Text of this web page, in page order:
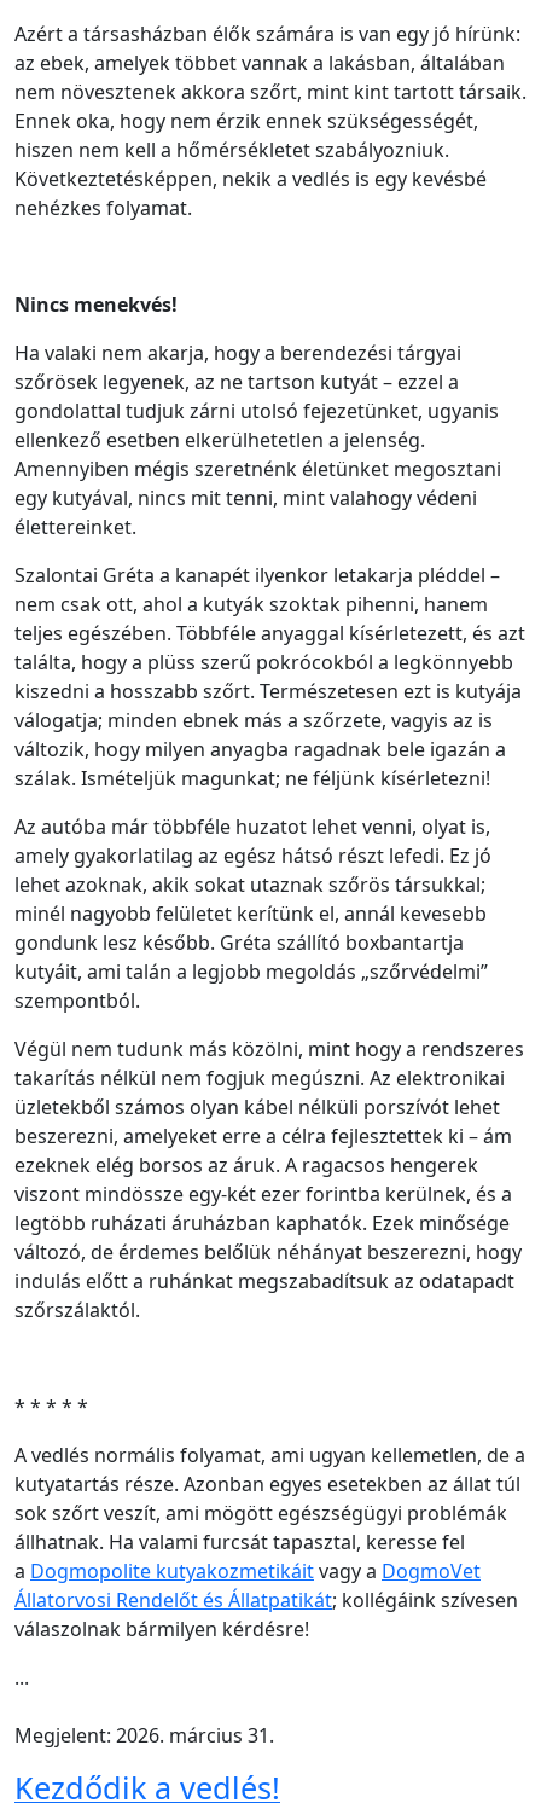
Azért a társasházban élők számára is van egy jó hírünk:
az ebek, amelyek többet vannak a lakásban, általában
nem növesztenek akkora szőrt, mint kint tartott társaik.
Ennek oka, hogy nem érzik ennek szükségességét,
hiszen nem kell a hőmérsékletet szabályozniuk.
Következtetésképpen, nekik a vedlés is egy kevésbé
nehézkes folyamat.
Nincs menekvés!
Ha valaki nem akarja, hogy a berendezési tárgyai
szőrösek legyenek, az ne tartson kutyát – ezzel a
gondolattal tudjuk zárni utolsó fejezetünket, ugyanis
ellenkező esetben elkerülhetetlen a jelenség.
Amennyiben mégis szeretnénk életünket megosztani
egy kutyával, nincs mit tenni, mint valahogy védeni
élettereinket.
Szalontai Gréta a kanapét ilyenkor letakarja pléddel –
nem csak ott, ahol a kutyák szoktak pihenni, hanem
teljes egészében. Többféle anyaggal kísérletezett, és azt
találta, hogy a plüss szerű pokrócokból a legkönnyebb
kiszedni a hosszabb szőrt. Természetesen ezt is kutyája
válogatja; minden ebnek más a szőrzete, vagyis az is
változik, hogy milyen anyagba ragadnak bele igazán a
szálak. Ismételjük magunkat; ne féljünk kísérletezni!
Az autóba már többféle huzatot lehet venni, olyat is,
amely gyakorlatilag az egész hátsó részt lefedi. Ez jó
lehet azoknak, akik sokat utaznak szőrös társukkal;
minél nagyobb felületet kerítünk el, annál kevesebb
gondunk lesz később. Gréta szállító boxbantartja
kutyáit, ami talán a legjobb megoldás „szőrvédelmi”
szempontból.
Végül nem tudunk más közölni, mint hogy a rendszeres
takarítás nélkül nem fogjuk megúszni. Az elektronikai
üzletekből számos olyan kábel nélküli porszívót lehet
beszerezni, amelyeket erre a célra fejlesztettek ki – ám
ezeknek elég borsos az áruk. A ragacsos hengerek
viszont mindössze egy-két ezer forintba kerülnek, és a
legtöbb ruházati áruházban kaphatók. Ezek minősége
változó, de érdemes belőlük néhányat beszerezni, hogy
indulás előtt a ruhánkat megszabadítsuk az odatapadt
szőrszálaktól.
* * * * *
A vedlés normális folyamat, ami ugyan kellemetlen, de a
kutyatartás része. Azonban egyes esetekben az állat túl
sok szőrt veszít, ami mögött egészségügyi problémák
állhatnak. Ha valami furcsát tapasztal, keresse fel
a Dogmopolite kutyakozmetikáitvagy a DogmoVet
Állatorvosi Rendelőt és Állatpatikát; kollégáink szívesen
válaszolnak bármilyen kérdésre!
...
Megjelent: 2026. március 31.
Kezdődik a vedlés!